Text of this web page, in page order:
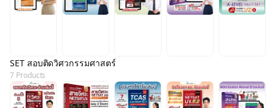
SET สอบติดวิศวกรรมศาสตร์
7 Products